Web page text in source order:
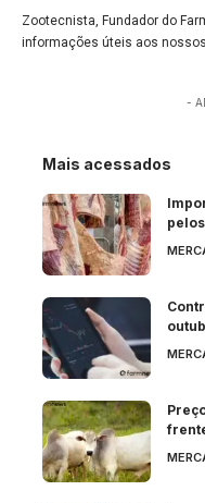
Zootecnista, Fundador do
informações úteis aos
-
Mais acessados